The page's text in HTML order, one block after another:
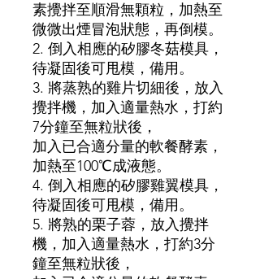
素攪拌至順滑無顆粒，加熱至
微微出煙冒泡狀態，再倒模。
2. 倒入相應的矽膠冬菇模具，
待凝固後可甩模，備用。
3. 將蒸熟的雞片切細後，放入
攪拌機，加入適量熱水，打約
7分鐘至無粒狀後，
加入已合適分量的軟餐酵素，
加熱至100℃成液態。
4. 倒入相應的矽膠雞翼模具，
待凝固後可甩模，備用。
5. 將熟的栗子蓉，放入攪拌
機，加入適量熱水，打約3分
鐘至無粒狀後，